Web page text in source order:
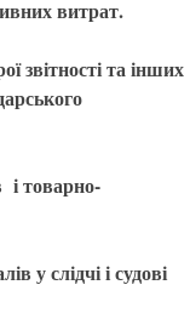
витрат.
звітності та інших
і товарно-
у слідчі і судові